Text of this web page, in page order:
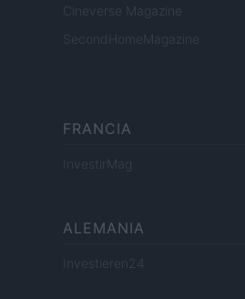
Cineverse Magazine
SecondHomeMagazine
FRANCIA
InvestirMag
ALEMANIA
Investieren24